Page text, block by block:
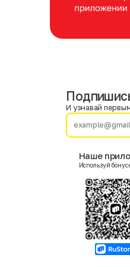
Женский
Согласие на получение
И узнавай
Наше
Используй